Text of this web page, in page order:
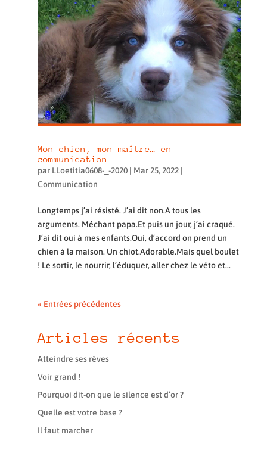
Mon chien, mon maître… en
communication…
par LLoetitia0608-_-2020| Mar 25, 2022|
Communication
Longtemps j’ai résisté. J’ai dit non.A tous les
arguments. Méchant papa.Et puis un jour, j’ai craqué.
J’ai dit oui à mes enfants.Oui, d’accord on prend un
chien à la maison. Un chiot.Adorable.Mais quel boulet
! Le sortir, le nourrir, l’éduquer, aller chez le véto et...
« Entrées précédentes
Articles récents
Atteindre ses rêves
Voir grand !
Pourquoi dit-on que le silence est d’or ?
Quelle est votre base ?
Il faut marcher